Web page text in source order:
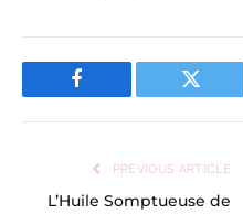
Facebook
PREVIOUS ARTICLE
L’Huile Somptueuse de